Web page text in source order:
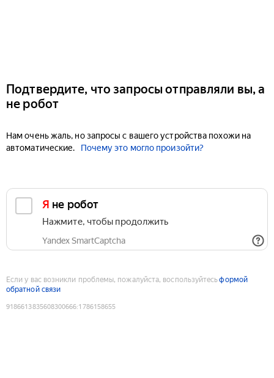
Подтвердите, что запросы отправляли вы, а
не робот
Нам очень жаль, но запросы с вашего устройства похожи на
автоматические.
Почему это могло произойти?
Я не робот
Нажмите, чтобы продолжить
Yandex SmartCaptcha
Если у вас возникли проблемы, пожалуйста, воспользуйтесьформой
обратной связи
9186613835608300666:1786158655